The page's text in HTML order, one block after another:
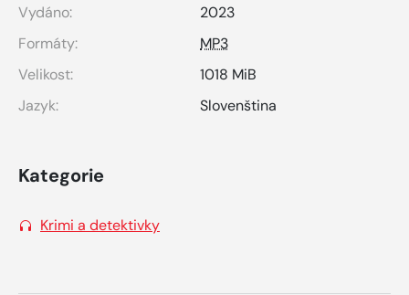
Vydáno:
2023
Formáty:
MP3
Velikost:
1018 MiB
Jazyk:
Slovenština
Kategorie
Krimi a detektivky